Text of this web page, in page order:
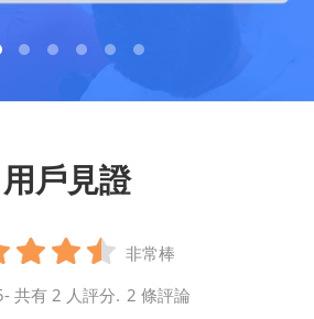
用戶見證
非常棒
- 共有 2 人評分. 2 條評論